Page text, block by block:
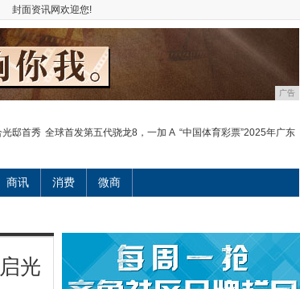
封面资讯网欢迎您!
广告
光邸首秀 全球首发第五代骁龙8，一加 A “中国体育彩票”2025年广东
商讯 消费 微商
光